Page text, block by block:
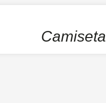
Camiseta